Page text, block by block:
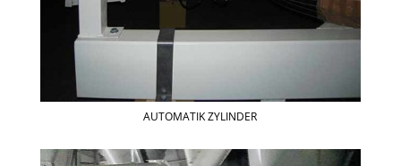
AUTOMATIK ZYLINDER